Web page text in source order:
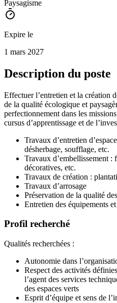
Paysagisme
Expire le
1 mars 2027
Description du poste
Effectuer l’entretien et la création
de la qualité écologique et
perfectionnement dans les
cursus d’apprentissage et de
Travaux d’entretien
désherbage, soufflage, etc.
Travaux d’embellissement :
décoratives, etc.
Travaux de création :
Travaux d’arrosage
Préservation de la qualité
Entretien des équipements
Profil recherché
Qualités recherchées :
Autonomie dans
Respect des activités
l’agent des services
des espaces verts
Esprit d’équipe et sens de